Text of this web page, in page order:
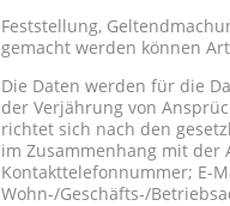
Feststellung,
gemacht werden können
Die Daten werden für die
der Verjährung von
richtet sich nach den
im Zusammenhang mit der
Kontakttelefonnummer; E-
Wohn-/Geschäfts-/